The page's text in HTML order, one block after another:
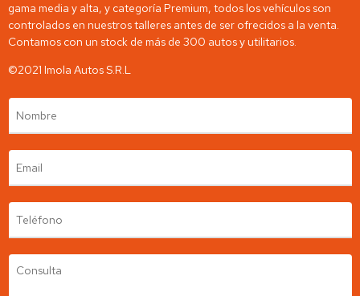
gama media y alta, y categoría Premium, todos los vehículos son
controlados en nuestros talleres antes de ser ofrecidos a la venta.
Contamos con un stock de más de 300 autos y utilitarios.
©2021 Imola Autos S.R.L